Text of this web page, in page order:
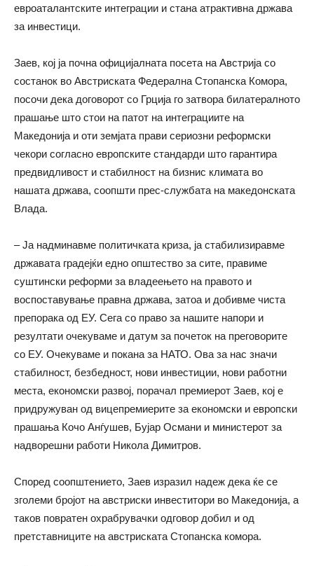
евроаталантските интеграции и стана атрактивна држава
за инвестици.
Заев, кој ја почна официјалната посета на Австрија со
состанок во Австриската Федерална Стопанска Комора,
посочи дека договорот со Грција го затвора билатералното
прашање што стои на патот на интеграциите на
Македонија и оти земјата прави сериозни реформски
чекори согласно европските стандарди што гарантира
предвидливост и стабилност на бизнис климата во
нашата држава, соопшти прес-службата на македонската
Влада.
– Ја надминавме политичката криза, ја стабилизиравме
државата градејќи едно општество за сите, правиме
суштински реформи за владеењето на правото и
воспоставување правна држава, затоа и добивме чиста
препорака од ЕУ. Сега со право за нашите напори и
резултати очекуваме и датум за почеток на преговорите
со ЕУ. Очекуваме и покана за НАТО. Ова за нас значи
стабилност, безбедност, нови инвестиции, нови работни
места, економски развој, порачал премиерот Заев, кој е
придружуван од вицепремиерите за економски и европски
прашања Кочо Анѓушев, Бујар Османи и министерот за
надворешни работи Никола Димитров.
Според соопштението, Заев изразил надеж дека ќе се
зголеми бројот на австриски инвеститори во Македонија, а
таков повратен охрабрувачки одговор добил и од
претставниците на австриската Стопанска комора.